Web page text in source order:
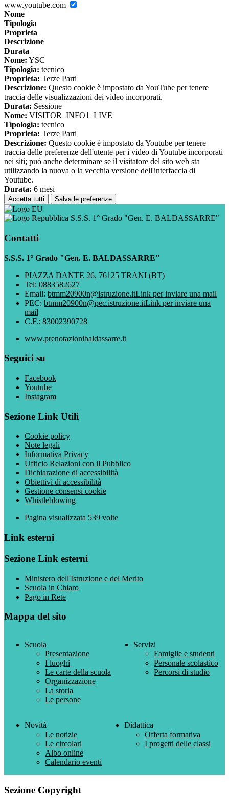
www.youtube.com
Nome
Tipologia
Proprieta
Descrizione
Durata
Nome: YSC
Tipologia: tecnico
Proprieta: Terze Parti
Descrizione: Questo cookie è impostato da YouTube per tenere
traccia delle visualizzazioni dei video incorporati.
Durata: Sessione
Nome: VISITOR_INFO1_LIVE
Tipologia: tecnico
Proprieta: Terze Parti
Descrizione: Questo cookie è impostato da Youtube per tenere
traccia delle preferenze dell'utente per i video di Youtube incorporati
nei siti; può anche determinare se il visitatore del sito web sta
utilizzando la nuova o la vecchia versione dell'interfaccia di
Youtube.
Durata: 6 mesi
Accetta tutti Salva le preferenze
S.S.S. 1° Grado "Gen. E. BALDASSARRE"
Contatti
S.S.S. 1° Grado "Gen. E. BALDASSARRE"
PIAZZA DANTE 26, 76125 TRANI (BT)
Tel: 0883582627
Email: btmm20900n@istruzione.itLink per inviare una mail
PEC: btmm20900n@pec.istruzione.itLink per inviare una
mail
C.F.: 83002390728
www.prenotazionibaldassarre.it
Seguici su
Facebook
Youtube
Instagram
Sezione Link Utili
Cookie policy
Note legali
Informativa Privacy
Ufficio Relazioni con il Pubblico
Dichiarazione di accessibilità
Obiettivi di accessibilità
Gestione consensi cookie
Whistleblowing
Pagina visualizzata 539 volte
Link esterni
Sezione Link esterni
Ministero dell'Istruzione e del Merito
Scuola in Chiaro
Pago in Rete
Mappa del sito
Scuola
Presentazione
I luoghi
Le carte della scuola
Organizzazione
La storia
Le persone
Servizi
Famiglie e studenti
Personale scolastico
Percorsi di studio
Novità
Le notizie
Le circolari
Albo online
Calendario eventi
Didattica
Offerta formativa
I progetti delle classi
Sezione Copyright